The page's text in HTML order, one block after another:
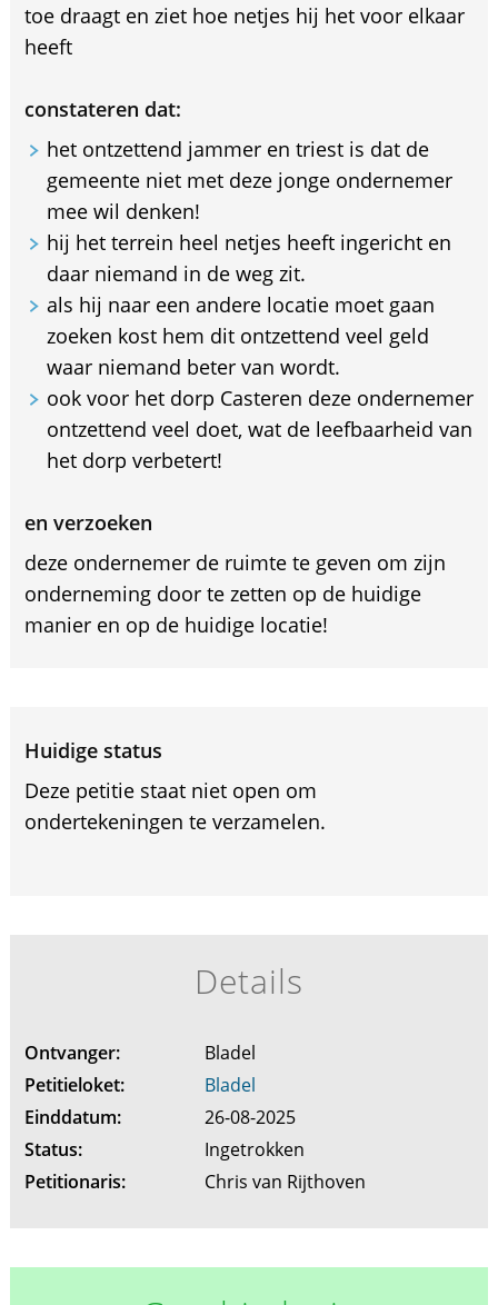
toe draagt en ziet hoe netjes hij het voor elkaar
heeft
constateren dat:
het ontzettend jammer en triest is dat de
gemeente niet met deze jonge ondernemer
mee wil denken!
hij het terrein heel netjes heeft ingericht en
daar niemand in de weg zit.
als hij naar een andere locatie moet gaan
zoeken kost hem dit ontzettend veel geld
waar niemand beter van wordt.
ook voor het dorp Casteren deze ondernemer
ontzettend veel doet, wat de leefbaarheid van
het dorp verbetert!
en verzoeken
deze ondernemer de ruimte te geven om zijn
onderneming door te zetten op de huidige
manier en op de huidige locatie!
Huidige status
Deze petitie staat niet open om
ondertekeningen te verzamelen.
Details
Ontvanger:
Bladel
Petitieloket:
Bladel
Einddatum:
26-08-2025
Status:
Ingetrokken
Petitionaris:
Chris van Rijthoven